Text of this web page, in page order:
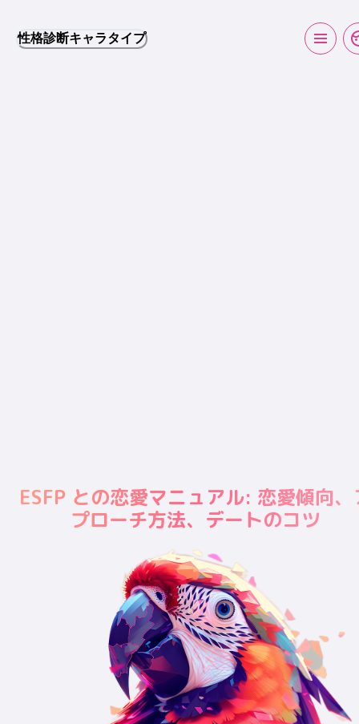
性格診断キャラタイプ
ESFP との恋愛マニュアル: 恋愛傾向、
プローチ方法、デートのコツ